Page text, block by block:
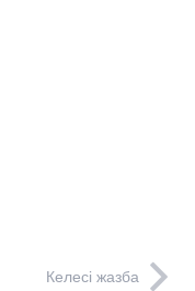
Келесі жазба